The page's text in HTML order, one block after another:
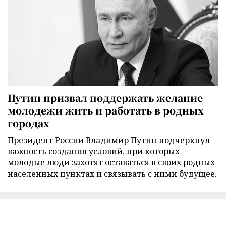
Путин призвал поддержать желание
молодежи жить и работать в родных
городах
Президент России Владимир Путин подчеркнул
важность создания условий, при которых
молодые люди захотят оставаться в своих родных
населенных пунктах и связывать с ними будущее.